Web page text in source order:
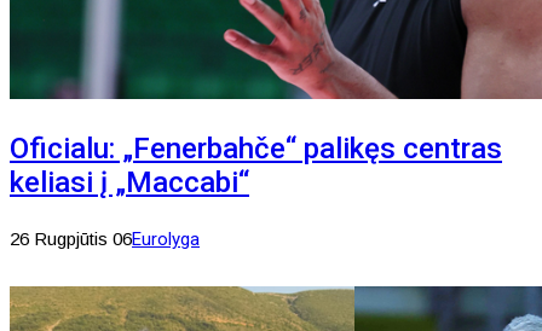
Oficialu: „Fenerbahče“ palikęs centras
keliasi į „Maccabi“
26 Rugpjūtis 06Eurolyga